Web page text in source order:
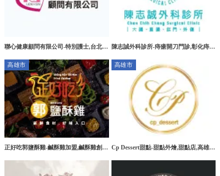
聯心健康顧問有限公司-特別護士,台北特
陳志誠外科診所-痔瘡開刀門診,彰化痔瘡
高雄市
正好吃郭鹽酥雞-鹹酥雞加盟,鹹酥雞創
高雄市
Cp Dessert甜點-甜點外燴,甜點店,高雄甜